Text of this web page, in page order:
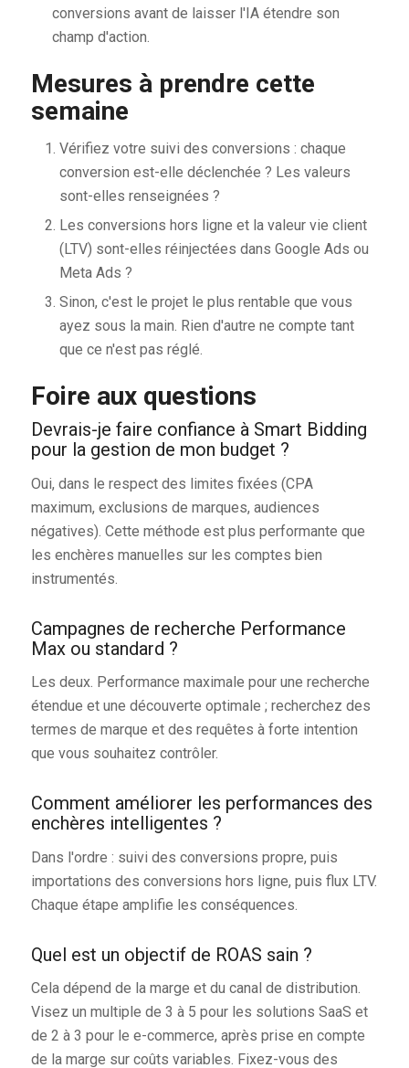
conversions avant de laisser l'IA étendre son
champ d'action.
Mesures à prendre cette
semaine
Vérifiez votre suivi des conversions : chaque
conversion est-elle déclenchée ? Les valeurs
sont-elles renseignées ?
Les conversions hors ligne et la valeur vie client
(LTV) sont-elles réinjectées dans Google Ads ou
Meta Ads ?
Sinon, c'est le projet le plus rentable que vous
ayez sous la main. Rien d'autre ne compte tant
que ce n'est pas réglé.
Foire aux questions
Devrais-je faire confiance à Smart Bidding
pour la gestion de mon budget ?
Oui, dans le respect des limites fixées (CPA
maximum, exclusions de marques, audiences
négatives). Cette méthode est plus performante que
les enchères manuelles sur les comptes bien
instrumentés.
Campagnes de recherche Performance
Max ou standard ?
Les deux. Performance maximale pour une recherche
étendue et une découverte optimale ; recherchez des
termes de marque et des requêtes à forte intention
que vous souhaitez contrôler.
Comment améliorer les performances des
enchères intelligentes ?
Dans l'ordre : suivi des conversions propre, puis
importations des conversions hors ligne, puis flux LTV.
Chaque étape amplifie les conséquences.
Quel est un objectif de ROAS sain ?
Cela dépend de la marge et du canal de distribution.
Visez un multiple de 3 à 5 pour les solutions SaaS et
de 2 à 3 pour le e-commerce, après prise en compte
de la marge sur coûts variables. Fixez-vous des